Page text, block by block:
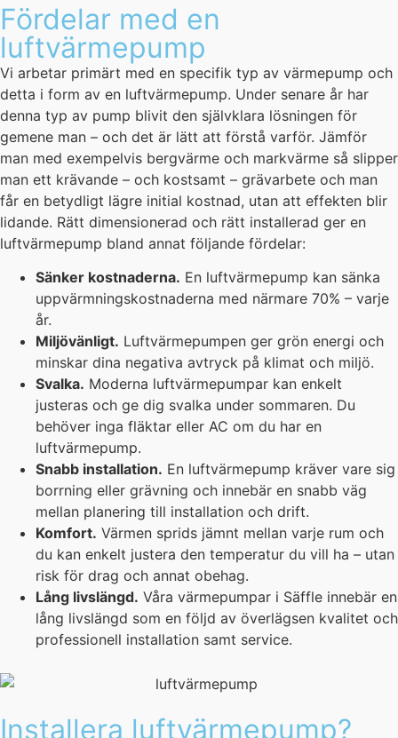
Fördelar med en
luftvärmepump
Vi arbetar primärt med en specifik typ av värmepump och
detta i form av en luftvärmepump. Under senare år har
denna typ av pump blivit den självklara lösningen för
gemene man – och det är lätt att förstå varför. Jämför
man med exempelvis bergvärme och markvärme så slipper
man ett krävande – och kostsamt – grävarbete och man
får en betydligt lägre initial kostnad, utan att effekten blir
lidande. Rätt dimensionerad och rätt installerad ger en
luftvärmepump bland annat följande fördelar:
Sänker kostnaderna. En luftvärmepump kan sänka
uppvärmningskostnaderna med närmare 70% – varje
år.
Miljövänligt. Luftvärmepumpen ger grön energi och
minskar dina negativa avtryck på klimat och miljö.
Svalka. Moderna luftvärmepumpar kan enkelt
justeras och ge dig svalka under sommaren. Du
behöver inga fläktar eller AC om du har en
luftvärmepump.
Snabb installation. En luftvärmepump kräver vare sig
borrning eller grävning och innebär en snabb väg
mellan planering till installation och drift.
Komfort. Värmen sprids jämnt mellan varje rum och
du kan enkelt justera den temperatur du vill ha – utan
risk för drag och annat obehag.
Lång livslängd. Våra värmepumpar i Säffle innebär en
lång livslängd som en följd av överlägsen kvalitet och
professionell installation samt service.
Installera luftvärmepump?